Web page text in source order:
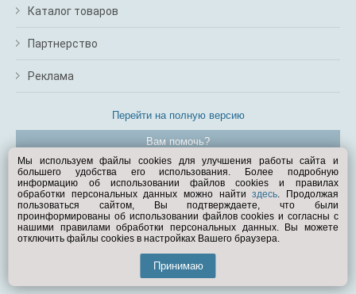
Каталог товаров
Партнерство
Реклама
Перейти на полную версию
Вам помочь?
© Exist.ru 1998—2026
Мы используем файлы cookies для улучшения работы сайта и
большего удобства его использования. Более подробную
информацию об использовании файлов cookies и правилах
обработки персональных данных можно найтиздесь. Продолжая
пользоваться сайтом, Вы подтверждаете, что были
проинформированы об использовании файлов cookies и согласны с
нашими правилами обработки персональных данных. Вы можете
отключить файлы cookies в настройках Вашего браузера.
Принимаю